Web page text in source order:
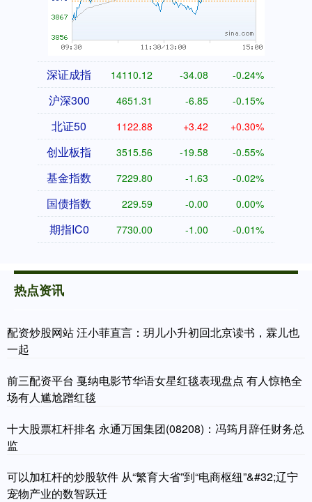
深证成指 14110.12 -34.08 -0.24%
沪深300 4651.31 -6.85 -0.15%
北证50 1122.88 +3.42 +0.30%
创业板指 3515.56 -19.58 -0.55%
基金指数 7229.80 -1.63 -0.02%
国债指数 229.59 -0.00 0.00%
期指IC0 7730.00 -1.00 -0.01%
热点资讯
配资炒股网站 汪小菲直言：玥儿小升初回北京读书，霖儿也
一起
前三配资平台 戛纳电影节华语女星红毯表现盘点 有人惊艳全
场有人尴尬蹭红毯
十大股票杠杆排名 永通万国集团(08208)：冯筠月辞任财务总
监
可以加杠杆的炒股软件 从“繁育大省”到“电商枢纽”&#32;辽宁
宠物产业的数智跃迁